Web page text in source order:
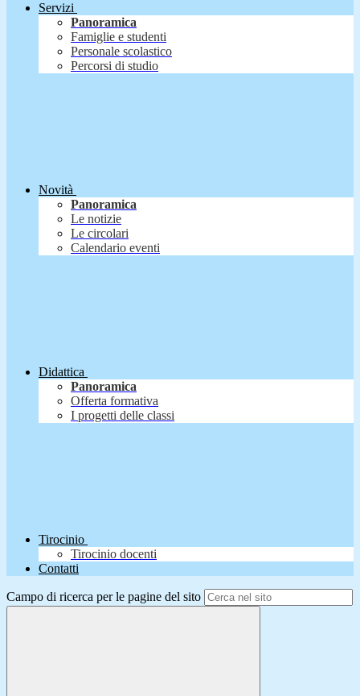
Servizi
Panoramica
Famiglie e studenti
Personale scolastico
Percorsi di studio
Novità
Panoramica
Le notizie
Le circolari
Calendario eventi
Didattica
Panoramica
Offerta formativa
I progetti delle classi
Tirocinio
Tirocinio docenti
Contatti
Campo di ricerca per le pagine del sito